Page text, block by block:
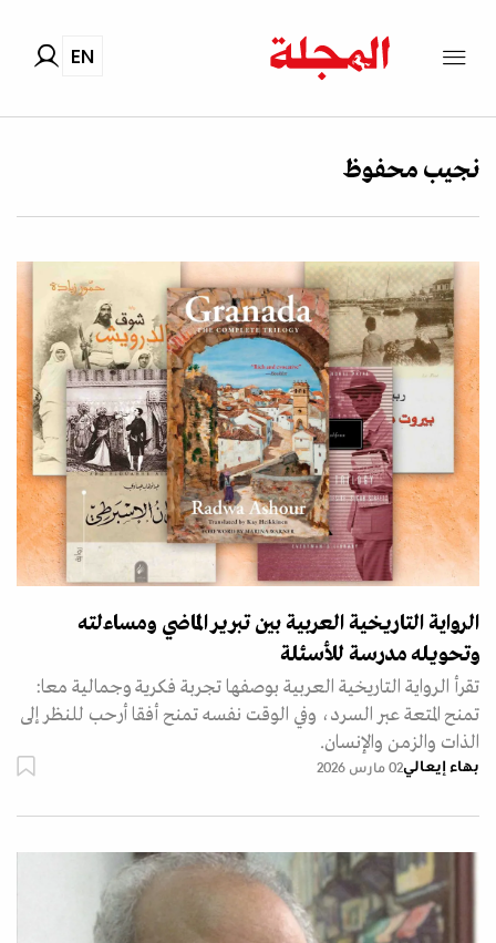
EN
نجيب محفوظ
الرواية التاريخية العربية بين تبرير الماضي ومساءلته
وتحويله مدرسة للأسئلة
تقرأ الرواية التاريخية العربية بوصفها تجربة فكرية وجمالية معا:
تمنح المتعة عبر السرد، وفي الوقت نفسه تمنح أفقا أرحب للنظر إلى
الذات والزمن والإنسان.
بهاء إيعالي02 مارس 2026